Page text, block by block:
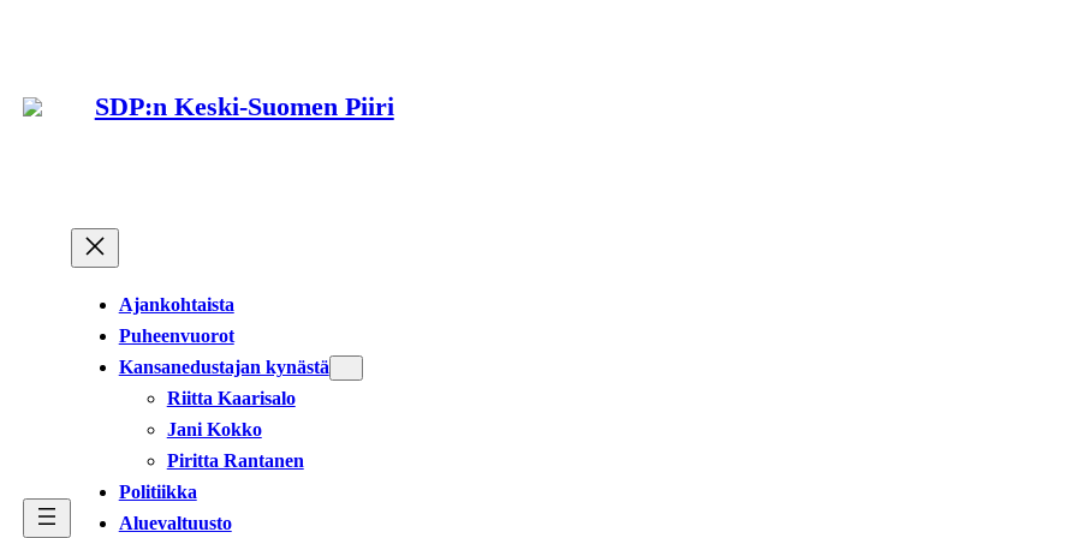
SDP:n Keski-Suomen Piiri
Ajankohtaista
Puheenvuorot
Kansanedustajan kynästä
Riitta Kaarisalo
Jani Kokko
Piritta Rantanen
Politiikka
Aluevaltuusto